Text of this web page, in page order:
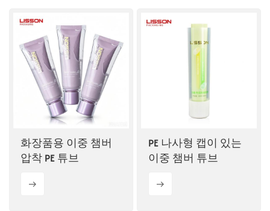
Tiếng việt
中文
화장품용 이중 챔버
압착 PE 튜브
PE 나사형 캡이 있는
이중 챔버 튜브